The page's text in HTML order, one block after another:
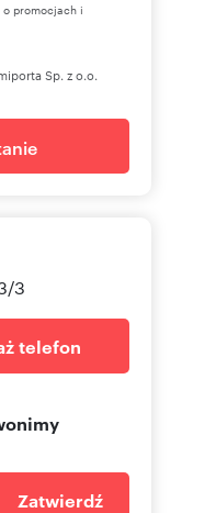
promocjach i
Sp. z o.o.
3
telefon
Zatwierdź